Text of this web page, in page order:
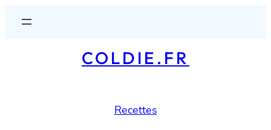
COLDIE.FR
Recettes